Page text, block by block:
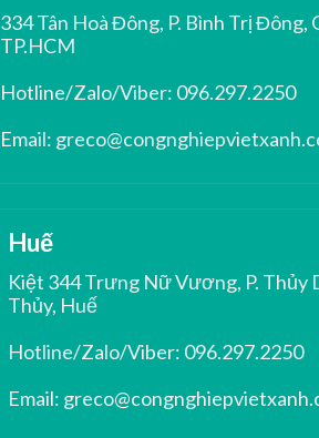
334 Tân Hoà Đông, P. Bình Trị Đông,
TP.HCM
Hotline/Zalo/Viber: 096.297.2250
Email:
Huế
Kiệt 344 Trưng Nữ Vương, P.
Thủy, Huế
Hotline/Zalo/Viber: 096.297.2250
Email: